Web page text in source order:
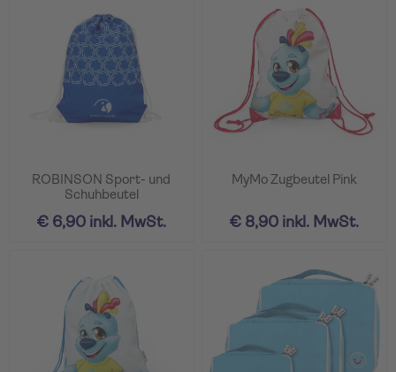
ROBINSON Sport- und
Schuhbeutel
€ 6,90 inkl. MwSt.
MyMo Zugbeutel Pink
€ 8,90 inkl. MwSt.